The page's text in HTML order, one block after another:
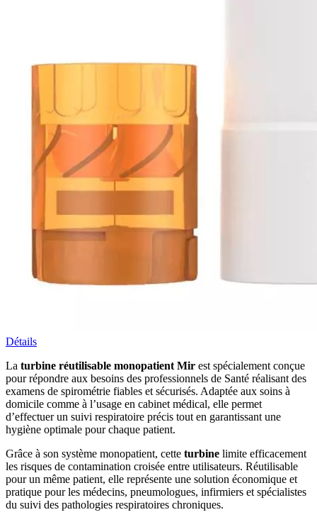
Détails
La turbine réutilisable monopatient Mir est spécialement conçue
pour répondre aux besoins des professionnels de Santé réalisant des
examens de spirométrie fiables et sécurisés. Adaptée aux soins à
domicile comme à l’usage en cabinet médical, elle permet
d’effectuer un suivi respiratoire précis tout en garantissant une
hygiène optimale pour chaque patient.
Grâce à son système monopatient, cette turbine limite efficacement
les risques de contamination croisée entre utilisateurs. Réutilisable
pour un même patient, elle représente une solution économique et
pratique pour les médecins, pneumologues, infirmiers et spécialistes
du suivi des pathologies respiratoires chroniques.